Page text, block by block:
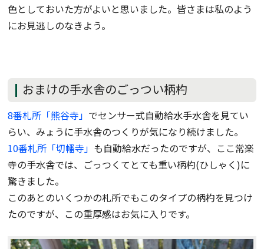
色としておいた方がよいと思いました。皆さまは私のよう
にお見逃しのなきよう。
おまけの手水舎のごっつい柄杓
8番札所「熊谷寺」 でセンサー式自動給水手水舎を見てい
らい、みょうに手水舎のつくりが気になり続けました。
10番札所「切幡寺」 も自動給水だったのですが、ここ常楽
寺の手水舎では、ごっつくてとても重い柄杓(ひしゃく)に
驚きました。
このあとのいくつかの札所でもこのタイプの柄杓を見つけ
たのですが、この重厚感はお気に入りです。